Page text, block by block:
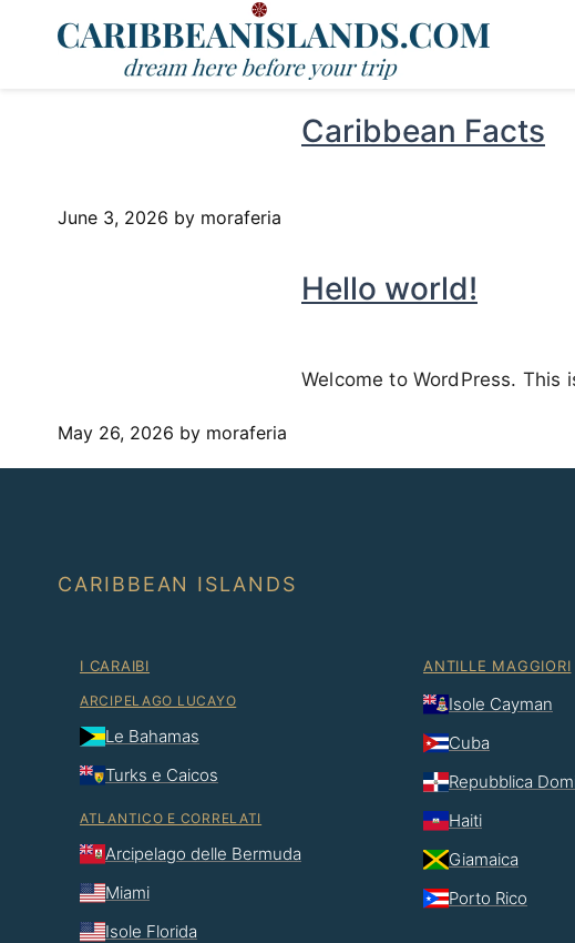
Caribbean Facts
June 3, 2026 by moraferia
Hello world!
Welcome to WordPress.
May 26, 2026 by moraferia
CARIBBEAN ISLANDS
I CARAIBI
ARCIPELAGO LUCAYO
Le Bahamas
Turks e Caicos
ATLANTICO E CORRELATI
Arcipelago delle Bermuda
Miami
Isole Florida
ANTILLE MAGGIORI
Isole Cayman
Cuba
Repubblica
Haiti
Giamaica
Porto Rico